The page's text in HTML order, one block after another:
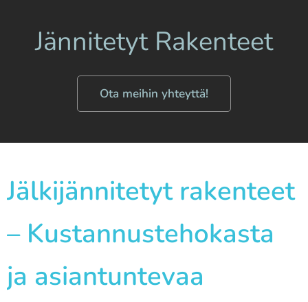
Jännitetyt Rakenteet
Ota meihin yhteyttä!
Jälkijännitetyt rakenteet
– Kustannustehokasta
ja asiantuntevaa